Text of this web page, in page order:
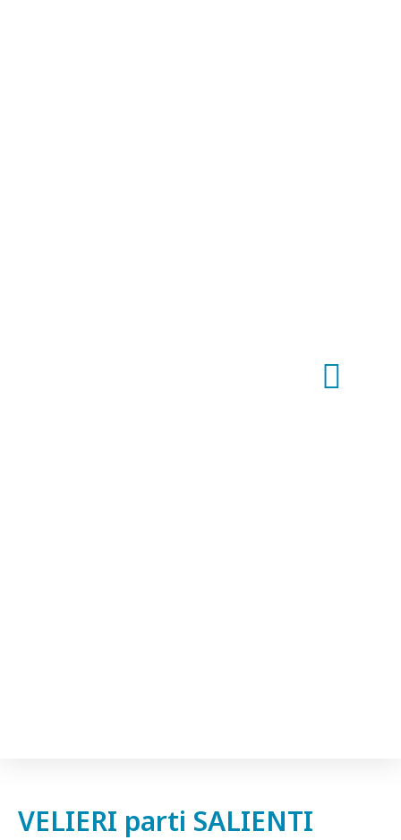
VELIERI parti SALIENTI